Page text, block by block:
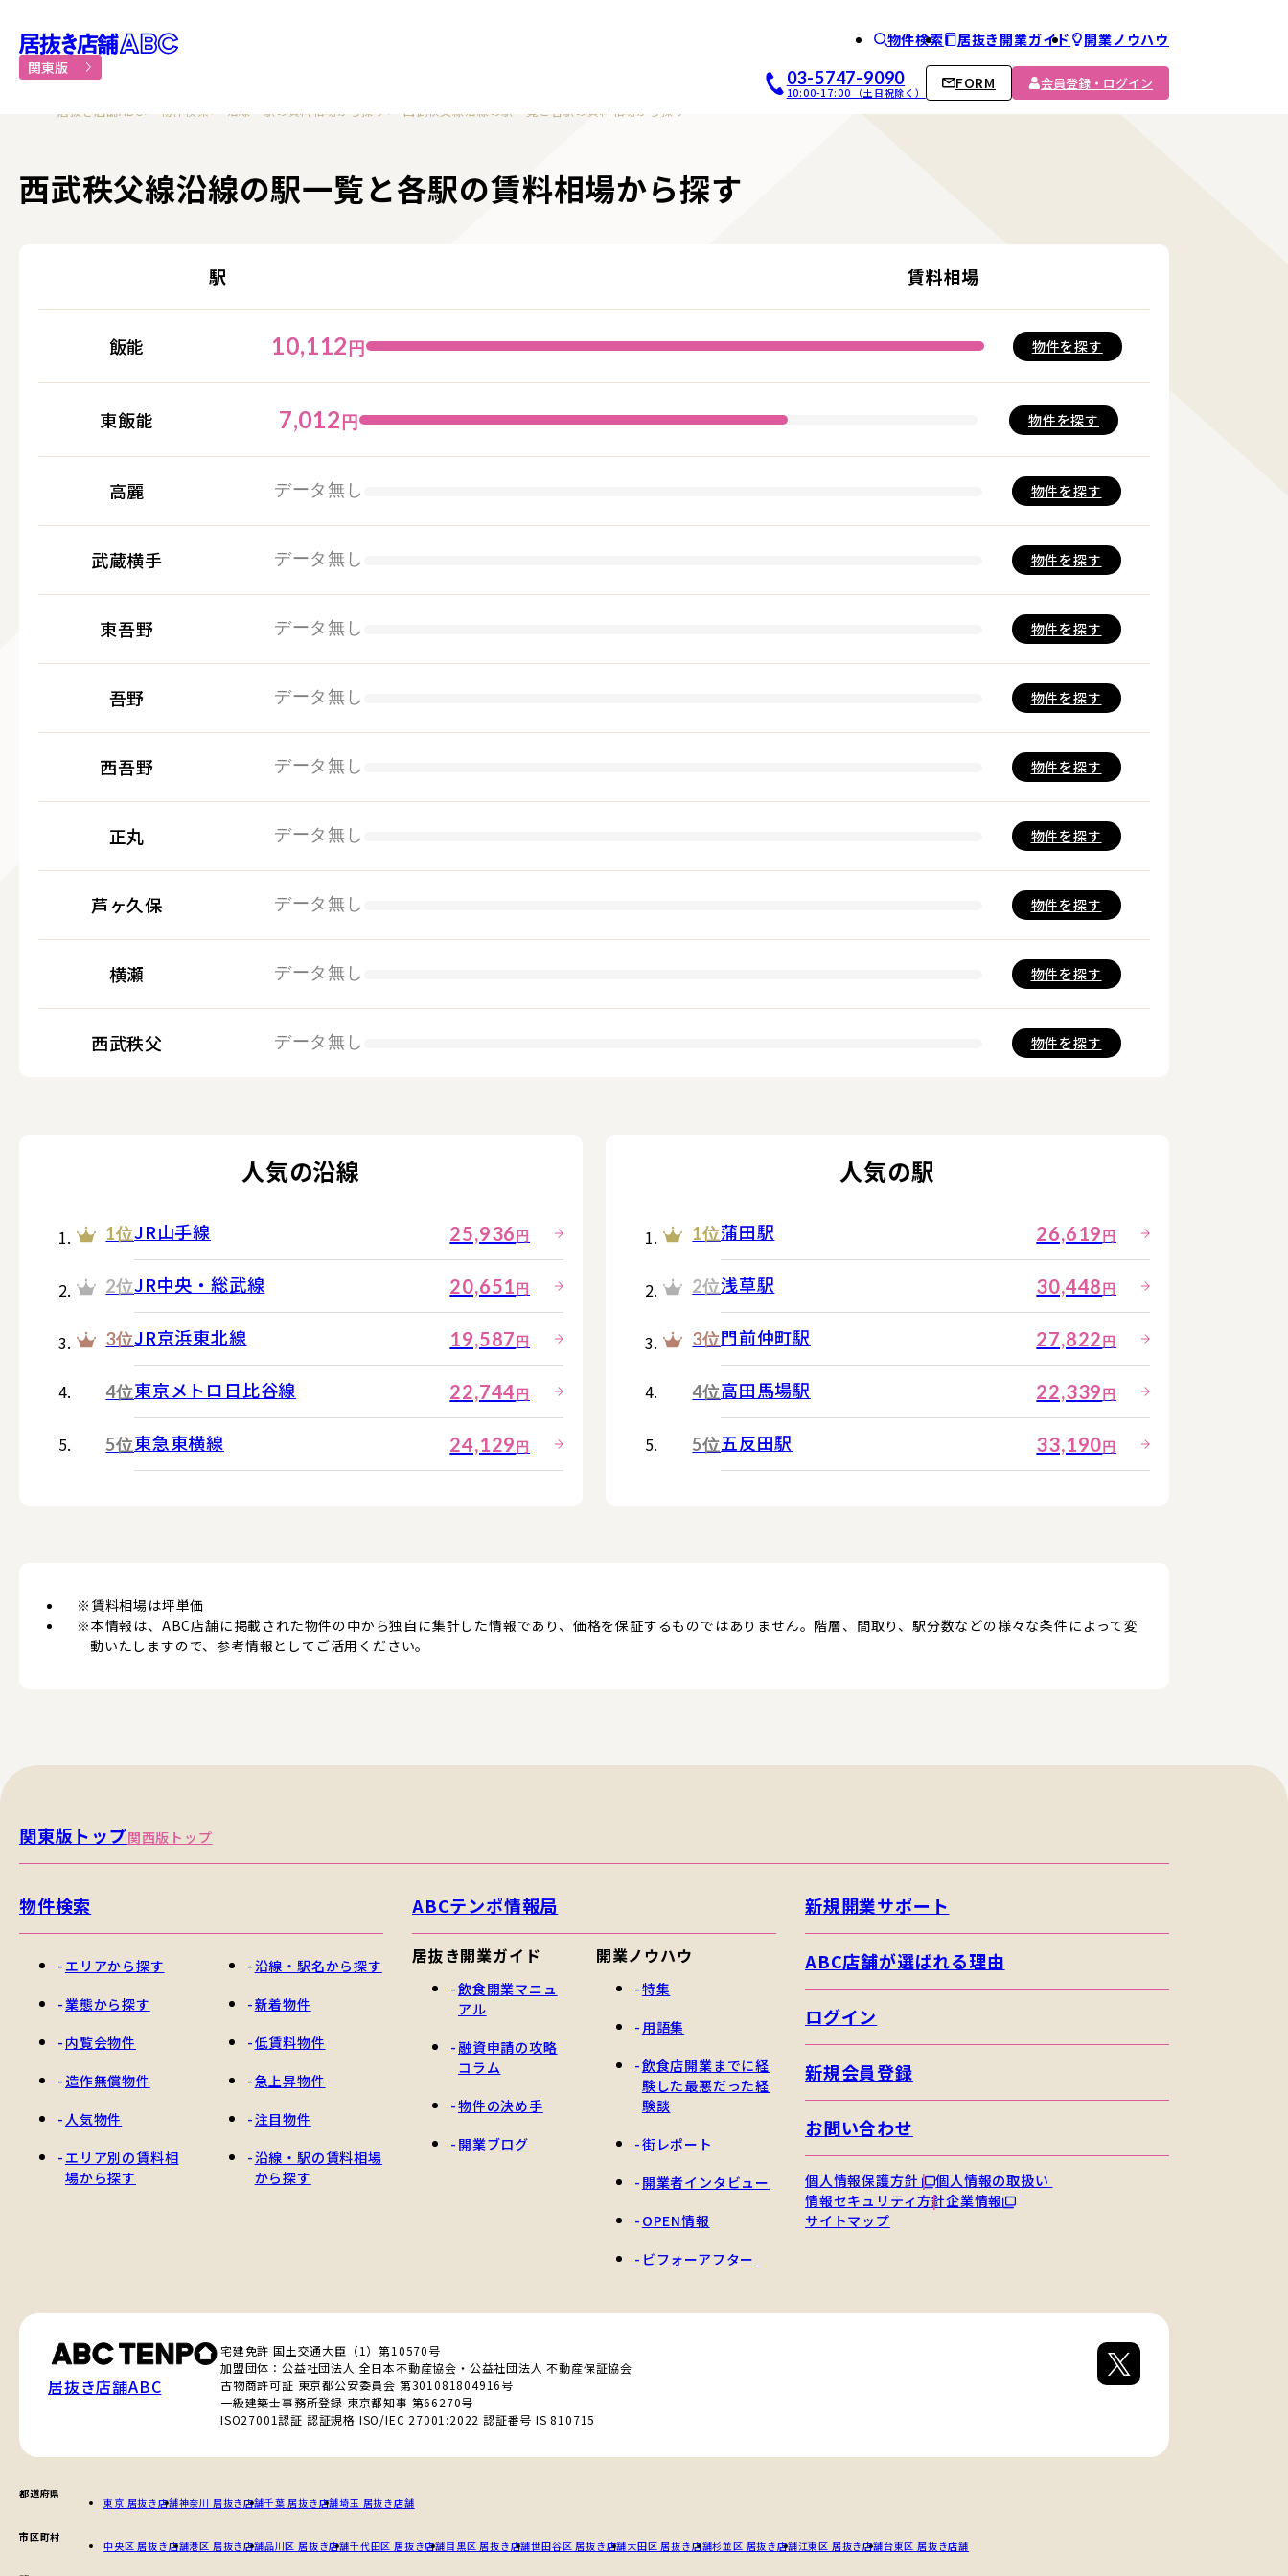
居抜き物件・貸店舗での飲食店開業｜居抜き店舗ABCホーム
関東版
物件検索 居抜き開業ガイド 開業ノウハウ
03-5747-9090
10:00-17:00 （土日祝除く）
FORM 会員登録・ログイン
居抜き店舗ABC 物件検索 沿線・駅の賃料相場から探す 西武秩父線沿線の駅一覧と各駅の賃料相場から探す
西武秩父線沿線の駅一覧と各駅の賃料相場から探す
駅 賃料相場
飯能 10,112円 物件を探す
東飯能 7,012円 物件を探す
高麗 データ無し 物件を探す
武蔵横手 データ無し 物件を探す
東吾野 データ無し 物件を探す
吾野 データ無し 物件を探す
西吾野 データ無し 物件を探す
正丸 データ無し 物件を探す
芦ヶ久保 データ無し 物件を探す
横瀬 データ無し 物件を探す
西武秩父 データ無し 物件を探す
人気の沿線
1位JR山手線 25,936円
2位JR中央・総武線 20,651円
3位JR京浜東北線 19,587円
4位東京メトロ日比谷線 22,744円
5位東急東横線 24,129円
人気の駅
1位蒲田駅 26,619円
2位浅草駅 30,448円
3位門前仲町駅 27,822円
4位高田馬場駅 22,339円
5位五反田駅 33,190円
※賃料相場は坪単価
※本情報は、ABC店舗に掲載された物件の中から独自に集計した情報であり、価格を保証するものではありません。階層、間取り、駅分数などの様々な条件によって変
動いたしますので、参考情報としてご活用ください。
関東版トップ関西版トップ
物件検索
エリアから探す
業態から探す
内覧会物件
造作無償物件
人気物件
エリア別の賃料相
場から探す
沿線・駅名から探す
新着物件
低賃料物件
急上昇物件
注目物件
沿線・駅の賃料相場
から探す
ABCテンポ情報局
居抜き開業ガイド
飲食開業マニュ
アル
融資申請の攻略
コラム
物件の決め手
開業ブログ
開業ノウハウ
特集
用語集
飲食店開業までに経
験した最悪だった経
験談
街レポート
開業者インタビュー
OPEN情報
ビフォーアフター
新規開業サポート
ABC店舗が選ばれる理由
ログイン
新規会員登録
お問い合わせ
個人情報保護方針
個人情報の取扱い
情報セキュリティ方針企業情報
サイトマップ
居抜き店舗ABC
宅建免許 国土交通大臣（1）第10570号
加盟団体：公益社団法人 全日本不動産協会・公益社団法人 不動産保証協会
古物商許可証 東京都公安委員会 第301081804916号
一級建築士事務所登録 東京都知事 第66270号
ISO27001認証 認証規格 ISO/IEC 27001:2022 認証番号 IS 810715
都道府県
東京 居抜き店舗神奈川 居抜き店舗千葉 居抜き店舗埼玉 居抜き店舗
市区町村
中央区 居抜き店舗港区 居抜き店舗品川区 居抜き店舗千代田区 居抜き店舗目黒区 居抜き店舗世田谷区 居抜き店舗大田区 居抜き店舗杉並区 居抜き店舗江東区 居抜き店舗台東区 居抜き店舗